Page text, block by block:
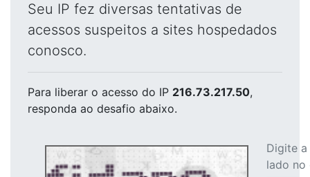
Seu IP fez diversas tentativas de
acessos suspeitos a sites hospedados
conosco.
Para liberar o acesso do IP 216.73.217.50,
responda ao desafio abaixo.
Digite
lado no